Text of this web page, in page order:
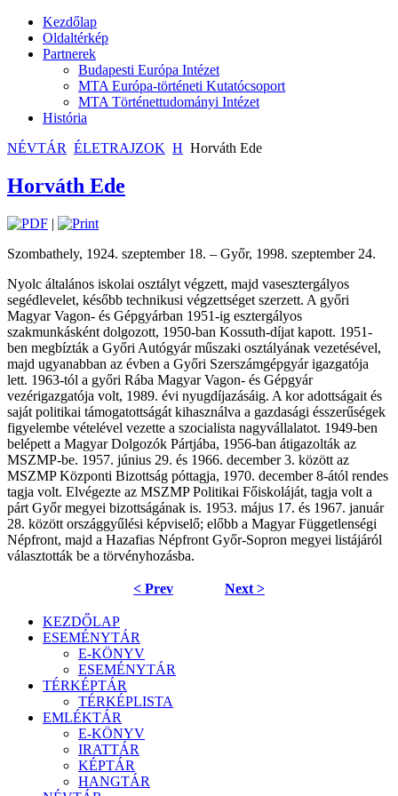
Kezdőlap
Oldaltérkép
Partnerek
Budapesti Európa Intézet
MTA Európa-történeti Kutatócsoport
MTA Történettudományi Intézet
História
NÉVTÁR ÉLETRAJZOK H Horváth Ede
Horváth Ede
|
Szombathely, 1924. szeptember 18. – Győr, 1998. szeptember 24.
Nyolc általános iskolai osztályt végzett, majd vasesztergályos
segédlevelet, később technikusi végzettséget szerzett. A győri
Magyar Vagon- és Gépgyárban 1951-ig esztergályos
szakmunkásként dolgozott, 1950-ban Kossuth-díjat kapott. 1951-
ben megbízták a Győri Autógyár műszaki osztályának vezetésével,
majd ugyanabban az évben a Győri Szerszámgépgyár igazgatója
lett. 1963-tól a győri Rába Magyar Vagon- és Gépgyár
vezérigazgatója volt, 1989. évi nyugdíjazásáig. A kor adottságait és
saját politikai támogatottságát kihasználva a gazdasági ésszerűségek
figyelembe vételével vezette a szocialista nagyvállalatot. 1949-ben
belépett a Magyar Dolgozók Pártjába, 1956-ban átigazolták az
MSZMP-be. 1957. június 29. és 1966. december 3. között az
MSZMP Központi Bizottság póttagja, 1970. december 8-ától rendes
tagja volt. Elvégezte az MSZMP Politikai Főiskoláját, tagja volt a
párt Győr megyei bizottságának is. 1953. május 17. és 1967. január
28. között országgyűlési képviselő; előbb a Magyar Függetlenségi
Népfront, majd a Hazafias Népfront Győr-Sopron megyei listájáról
választották be a törvényhozásba.
< Prev Next >
KEZDŐLAP
ESEMÉNYTÁR
E-KÖNYV
ESEMÉNYTÁR
TÉRKÉPTÁR
TÉRKÉPLISTA
EMLÉKTÁR
E-KÖNYV
IRATTÁR
KÉPTÁR
HANGTÁR